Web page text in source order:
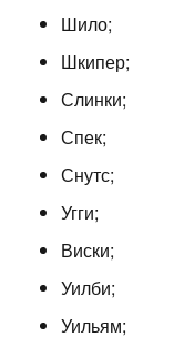
Шило;
Шкипер;
Слинки;
Спек;
Снутс;
Угги;
Виски;
Уилби;
Уильям;